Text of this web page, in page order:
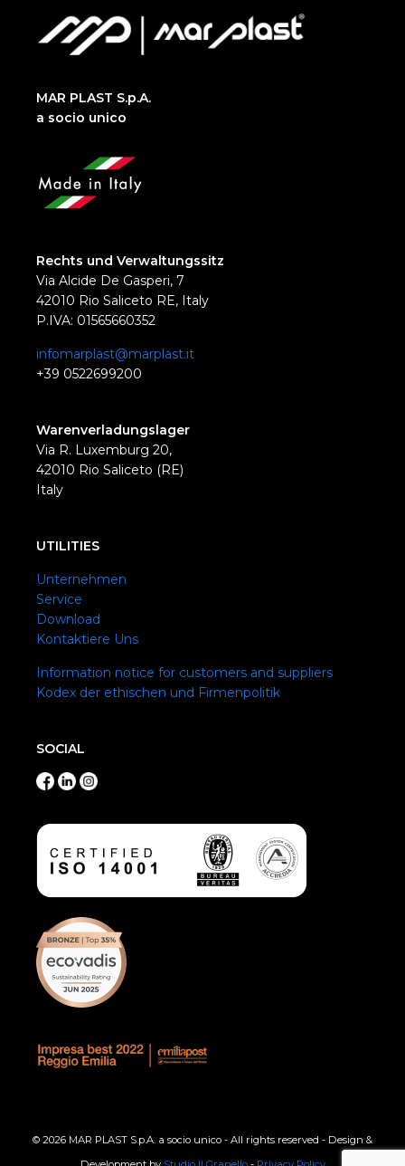
MAR PLAST S.p.A.
a socio unico
Rechts und Verwaltungssitz
Via Alcide De Gasperi, 7
42010 Rio Saliceto RE, Italy
P.IVA: 01565660352
infomarplast@marplast.it
+39 0522699200
Warenverladungslager
Via R. Luxemburg 20,
42010 Rio Saliceto (RE)
Italy
UTILITIES
Unternehmen
Service
Download
Kontaktiere Uns
Information notice for customers and suppliers
Kodex der ethischen und Firmenpolitik
SOCIAL
© 2026 MAR PLAST S.p.A. a socio unico - All rights reserved - Design &